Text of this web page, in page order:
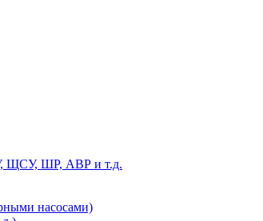
ЩСУ, ШР, АВР и т.д.
насосами)